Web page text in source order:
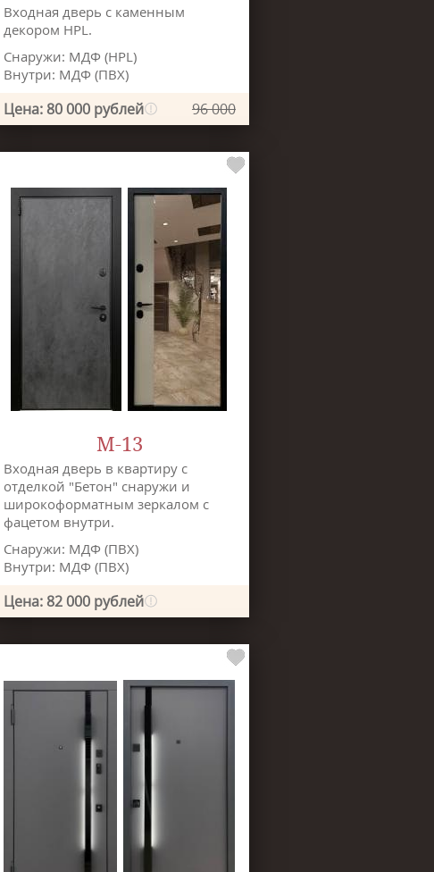
Входная дверь с каменным
декором HPL.
Снаружи: МДФ (HPL)
Внутри: МДФ (ПВХ)
Цена: 80 000 рублей 96 000
М-13
Входная дверь в квартиру с
отделкой "Бетон" снаружи и
широкоформатным зеркалом с
фацетом внутри.
Снаружи: МДФ (ПВХ)
Внутри: МДФ (ПВХ)
Цена: 82 000 рублей